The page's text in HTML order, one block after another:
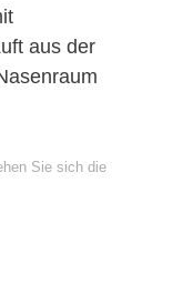
aus der
Sie sich die